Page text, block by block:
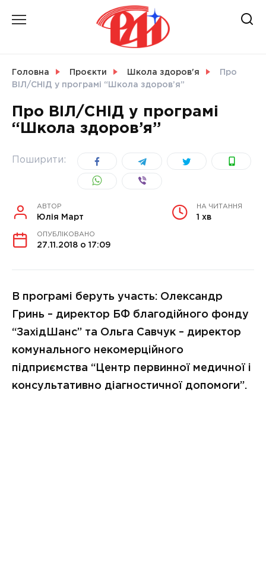
УКРАЇНА
Головна Проєкти Школа здоров'я
Про
ВІЛ/СНІД у програмі “Школа здоров’я”
Про ВІЛ/СНІД у програмі
“Школа здоров’я”
Поширити:
АВТОР
Юлія Март
НА ЧИТАННЯ
1 хв
ОПУБЛІКОВАНО
27.11.2018 о 17:09
В програмі беруть участь: Олександр
Гринь – директор БФ благодійного фонду
“ЗахідШанс” та Ольга Савчук – директор
комунального некомерційного
підприємства “Центр первинної медичної і
консультативно діагностичної допомоги”.